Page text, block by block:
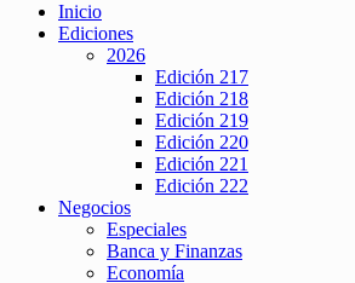
Inicio
Ediciones
2026
Edición 217
Edición 218
Edición 219
Edición 220
Edición 221
Edición 222
Negocios
Especiales
Banca y Finanzas
Economía